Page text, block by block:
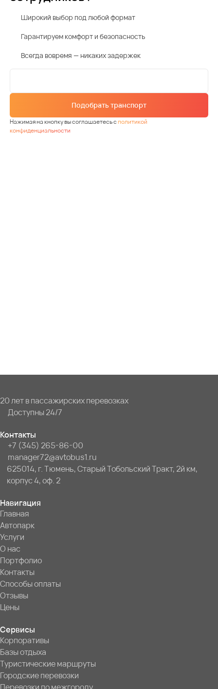
Широкий выбор под любой формат
Гарантируем комфорт и безопасность
Всегда вовремя — никаких задержек
Подобрать транспорт
Нажимая на кнопку вы соглашаетесь сполитикой
конфиденциальности
20 лет в пассажирских перевозках
Доступны 24/7
Контакты
+7 (345) 265-86-00
manager72@avtobus1.ru
625014, г. Тюмень, Старый Тобольский Тракт, 2й км,
корпус 4, оф. 2
Навигация
Главная
Автопарк
Услуги
О нас
Портфолио
Контакты
Способы оплаты
Отзывы
Цены
Сервисы
Корпоративы
Базы отдыха
Туристические маршруты
Городские перевозки